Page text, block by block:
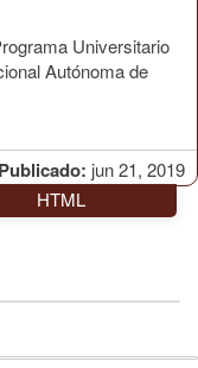
Publicado: jun 21, 2019
Universitario
Autónoma de
HTML